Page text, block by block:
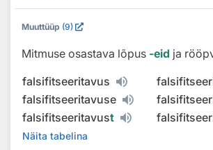
Muuttüüp (9)
Mitmuse osastava lõpus ‑eid ja
falsifitseeritavus
falsifitseeritavuse
falsifitseeritavust
Näita tabelina